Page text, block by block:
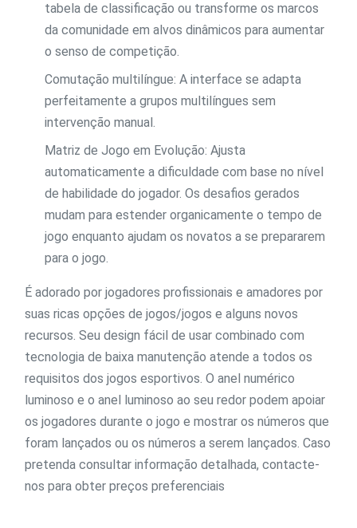
tabela de classificação ou transforme os marcos
da comunidade em alvos dinâmicos para aumentar
o senso de competição.
Comutação multilíngue: A interface se adapta
perfeitamente a grupos multilíngues sem
intervenção manual.
Matriz de Jogo em Evolução: Ajusta
automaticamente a dificuldade com base no nível
de habilidade do jogador. Os desafios gerados
mudam para estender organicamente o tempo de
jogo enquanto ajudam os novatos a se prepararem
para o jogo.
É adorado por jogadores profissionais e amadores por
suas ricas opções de jogos/jogos e alguns novos
recursos. Seu design fácil de usar combinado com
tecnologia de baixa manutenção atende a todos os
requisitos dos jogos esportivos. O anel numérico
luminoso e o anel luminoso ao seu redor podem apoiar
os jogadores durante o jogo e mostrar os números que
foram lançados ou os números a serem lançados. Caso
pretenda consultar informação detalhada, contacte-
nos para obter preços preferenciais